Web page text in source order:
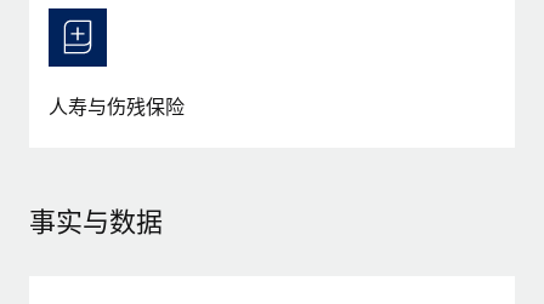
人寿与伤残保险
事实与数据